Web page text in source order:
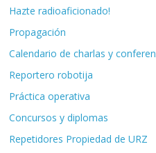
Hazte radioaficionado!
Propagación
Calendario de charlas y
Reportero robotija
Práctica operativa
Concursos y diplomas
Repetidores Propiedad de URZ